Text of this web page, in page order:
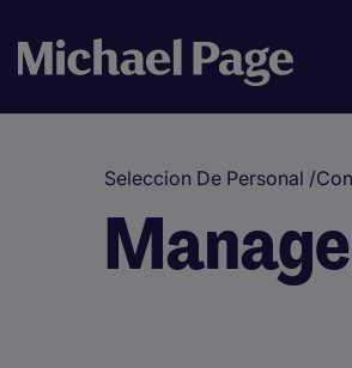
Seleccion De Personal /